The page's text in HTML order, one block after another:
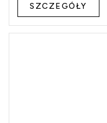
SZCZEGÓŁY